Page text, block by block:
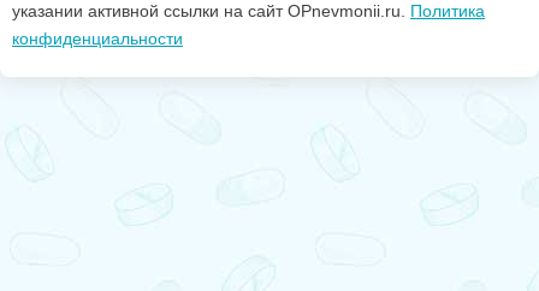
указании активной ссылки на сайт OPnevmonii.ru. Политика
конфиденциальности